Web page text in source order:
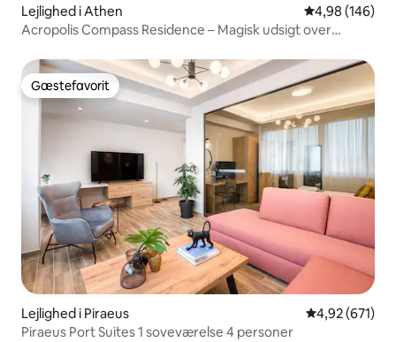
Lejlighed i Athen 4,98 ud af 5 i
4,98 (146)
Acropolis Compass Residence – Magisk udsigt over
Gæstefavorit
Gæstefavorit
Lejlighed i Piraeus 4,92 ud af 5 i
4,92 (671)
Piraeus Port Suites 1 soveværelse 4 personer